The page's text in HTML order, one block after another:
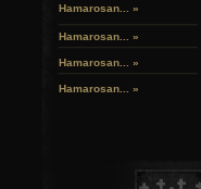
Hamarosan... »
Hamarosan... »
Hamarosan... »
Hamarosan... »